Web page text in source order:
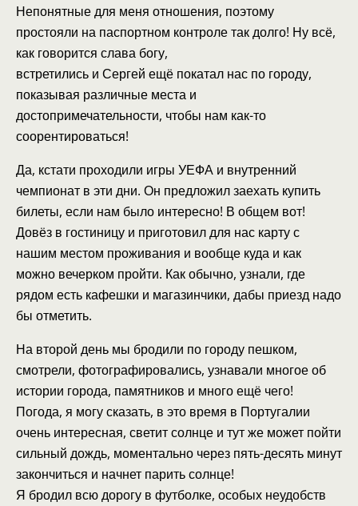
Непонятные для меня отношения, поэтому
простояли на паспортном контроле так долго! Ну всё,
как говорится слава богу,
встретились и Сергей ещё покатал нас по городу,
показывая различные места и
достопримечательности, чтобы нам как-то
соорентироваться!
Да, кстати проходили игры УЕФА и внутренний
чемпионат в эти дни. Он предложил заехать купить
билеты, если нам было интересно! В общем вот!
Довёз в гостиницу и приготовил для нас карту с
нашим местом проживания и вообще куда и как
можно вечерком пройти. Как обычно, узнали, где
рядом есть кафешки и магазинчики, дабы приезд надо
бы отметить.
На второй день мы бродили по городу пешком,
смотрели, фотографировались, узнавали многое об
истории города, памятников и много ещё чего!
Погода, я могу сказать, в это время в Португалии
очень интересная, светит солнце и тут же может пойти
сильный дождь, моментально через пять-десять минут
закончиться и начнет парить солнце!
Я бродил всю дорогу в футболке, особых неудобств